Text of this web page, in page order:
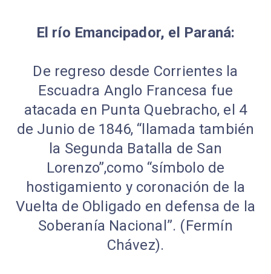
El río Emancipador, el Paraná:
De regreso desde Corrientes la
Escuadra Anglo Francesa fue
atacada en Punta Quebracho, el 4
de Junio de 1846, “llamada también
la Segunda Batalla de San
Lorenzo”,como “símbolo de
hostigamiento y coronación de la
Vuelta de Obligado en defensa de la
Soberanía Nacional”. (Fermín
Chávez).